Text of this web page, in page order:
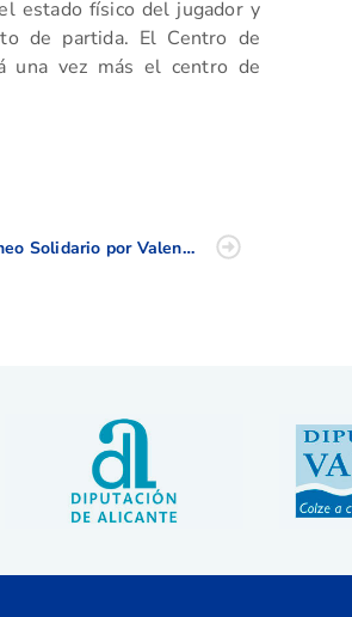
estado físico del jugador y
de partida. El Centro de
una vez más el centro de
Gran éxito del Torneo Solidario por Valencia de Golf disputado en El Saler